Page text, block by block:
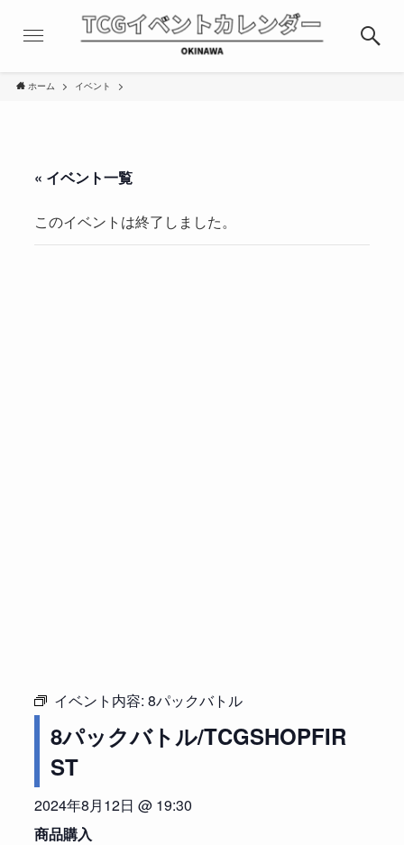
ホーム イベント
« イベント一覧
このイベントは終了しました。
イベント内容: 8パックバトル
8パックバトル/TCGSHOPFIR
ST
2024年8月12日 @ 19:30
商品購入